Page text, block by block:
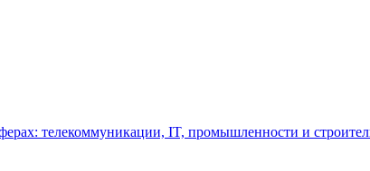
телекоммуникации, IT, промышленности и